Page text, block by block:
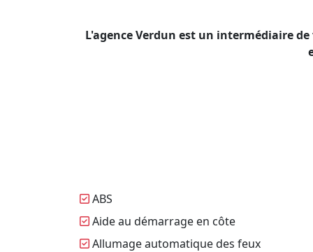
L'agence Verdun est un intermédiaire de
ABS
Aide au démarrage en côte
Allumage automatique des feux